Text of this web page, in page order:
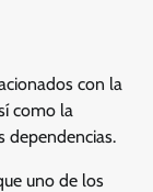
con la
como la
dependencias.
uno de los